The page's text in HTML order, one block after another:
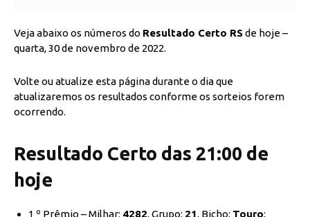
Veja abaixo os números do Resultado Certo RSde hoje –
quarta, 30 de novembro de 2022.
Volte ou atualize esta página durante o dia que
atualizaremos os resultados conforme os sorteios forem
ocorrendo.
Resultado Certo das 21:00 de
hoje
1 º Prêmio – Milhar: 4282, Grupo: 21, Bicho: Touro;